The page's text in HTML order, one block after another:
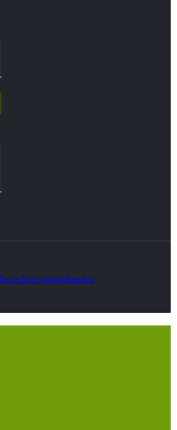
rechten voorbehouden